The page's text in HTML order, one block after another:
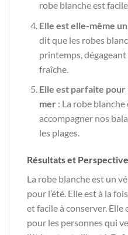
robe blanche est
Elle est elle-même
dit que les robes
printemps,
fraîche.
Elle est parfaite pour
mer : La robe
accompagner nos
les plages.
Résultats et
La robe blanche est un
pour l’été. Elle est à la
et facile à conserver.
pour les personnes qui